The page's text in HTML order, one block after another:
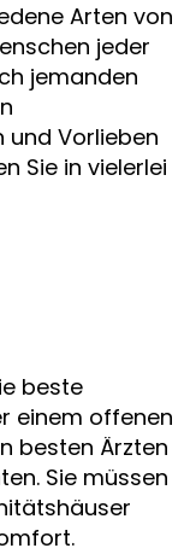
Arten von
jeder
jemanden
und Vorlieben
Sie in vielerlei
beste
einem offenen
besten Ärzten
Sie müssen